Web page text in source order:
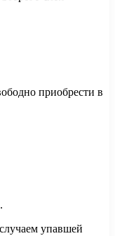
приобрести в
упавшей